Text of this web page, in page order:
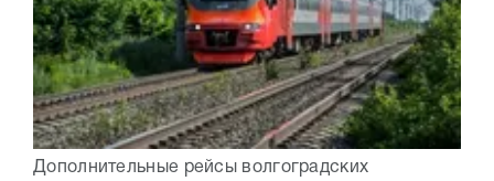
Дополнительные рейсы волгоградских